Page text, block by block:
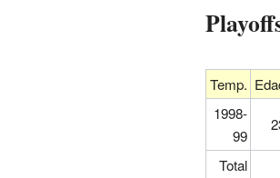
Temp.
1998-
99
Total